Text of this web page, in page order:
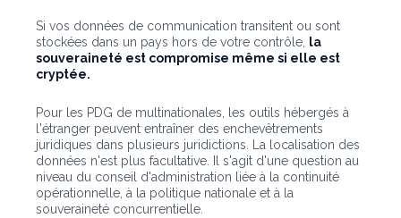
Si vos données de communication transitent ou sont
stockées dans un pays hors de votre contrôle,
la
souveraineté est compromise même si elle est
cryptée.
Pour les PDG de multinationales, les outils hébergés à
l'étranger peuvent entraîner des enchevêtrements
juridiques dans plusieurs juridictions. La localisation des
données n'est plus facultative. Il s'agit d'une question au
niveau du conseil d'administration liée à la continuité
opérationnelle, à la politique nationale et à la
souveraineté concurrentielle.